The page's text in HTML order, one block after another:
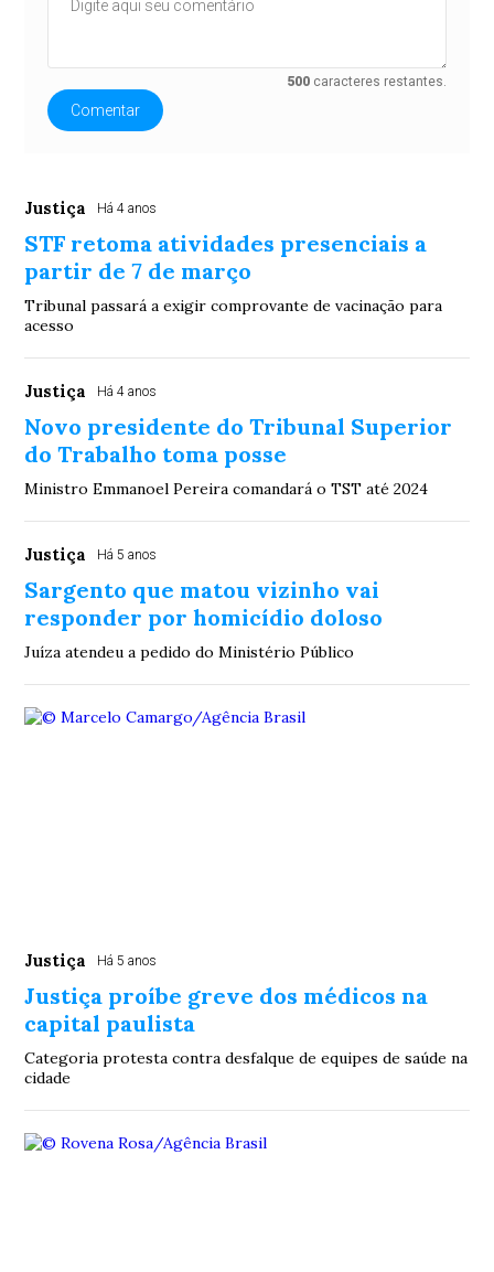
500 caracteres restantes.
Comentar
Justiça Há 4 anos
STF retoma atividades presenciais a
partir de 7 de março
Tribunal passará a exigir comprovante de vacinação para
acesso
Justiça Há 4 anos
Novo presidente do Tribunal Superior
do Trabalho toma posse
Ministro Emmanoel Pereira comandará o TST até 2024
Justiça Há 5 anos
Sargento que matou vizinho vai
responder por homicídio doloso
Juíza atendeu a pedido do Ministério Público
Justiça Há 5 anos
Justiça proíbe greve dos médicos na
capital paulista
Categoria protesta contra desfalque de equipes de saúde na
cidade